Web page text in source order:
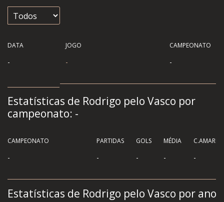
DATA
-
JOGO CAMPEONATO
- -
Estatísticas de Rodrigo pelo Vasco por
campeonato: -
CAMPEONATO
-
PARTIDAS GOLS MÉDIA
- - - -
Estatísticas de Rodrigo pelo Vasco por ano